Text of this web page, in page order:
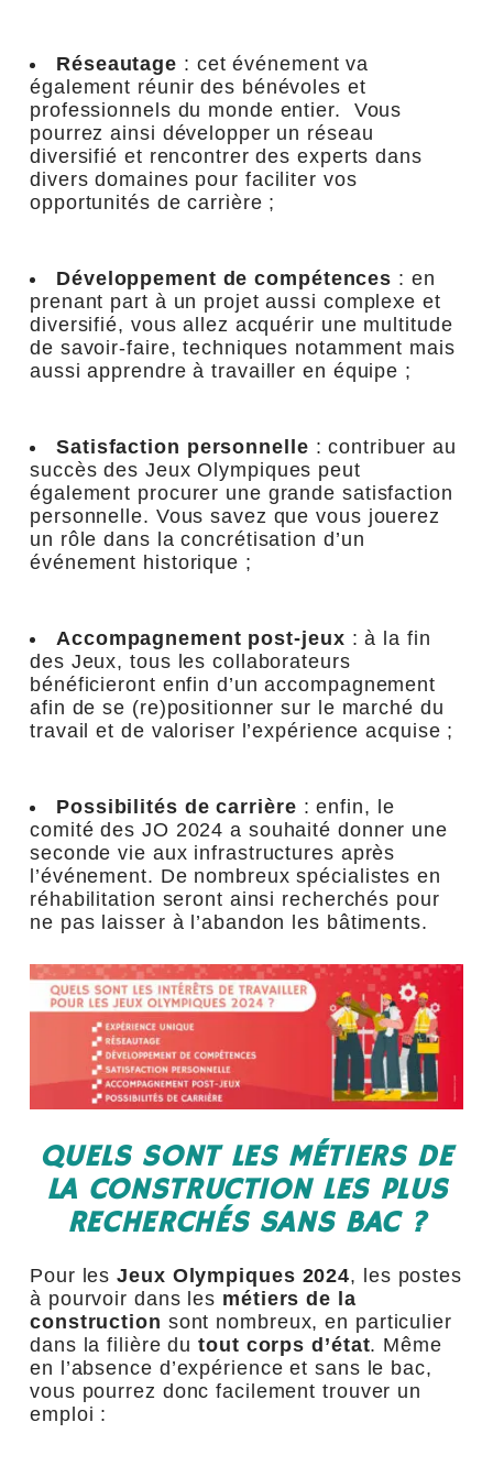
Réseautage : cet événement va
également réunir des bénévoles et
professionnels du monde entier. Vous
pourrez ainsi développer un réseau
diversifié et rencontrer des experts dans
divers domaines pour faciliter vos
opportunités de carrière ;
Développement de compétences : en
prenant part à un projet aussi complexe et
diversifié, vous allez acquérir une multitude
de savoir-faire, techniques notamment mais
aussi apprendre à travailler en équipe ;
Satisfaction personnelle : contribuer au
succès des Jeux Olympiques peut
également procurer une grande satisfaction
personnelle. Vous savez que vous jouerez
un rôle dans la concrétisation d’un
événement historique ;
Accompagnement post-jeux : à la fin
des Jeux, tous les collaborateurs
bénéficieront enfin d’un accompagnement
afin de se (re)positionner sur le marché du
travail et de valoriser l’expérience acquise ;
Possibilités de carrière : enfin, le
comité des JO 2024 a souhaité donner une
seconde vie aux infrastructures après
l’événement. De nombreux spécialistes en
réhabilitation seront ainsi recherchés pour
ne pas laisser à l’abandon les bâtiments.
QUELS SONT LES MÉTIERS DE
LA CONSTRUCTION LES PLUS
RECHERCHÉS SANS BAC ?
Pour lesJeux Olympiques 2024, les postes
à pourvoir dans les métiers de la
construction sont nombreux, en particulier
dans la filière dutout corps d’état. Même
en l’absence d’expérience et sans le bac,
vous pourrez donc facilement trouver un
emploi :